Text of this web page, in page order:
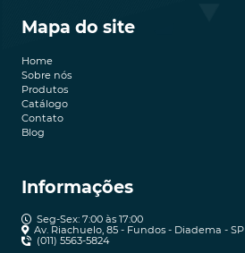
Mapa do site
Home
Sobre nós
Produtos
Catálogo
Contato
Blog
Informações
Seg-Sex: 7:00 às 17:00
Av. Riachuelo, 85 - Fundos - Diadema - SP
(011) 5563-5824